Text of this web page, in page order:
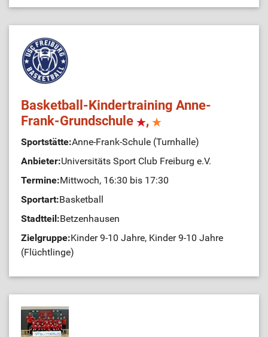
Basketball-Kindertraining Anne-
Frank-Grundschule
,
Sportstätte:Anne-Frank-Schule (Turnhalle)
Anbieter:Universitäts Sport Club Freiburg e.V.
Termine:Mittwoch, 16:30 bis 17:30
Sportart:Basketball
Stadtteil:Betzenhausen
Zielgruppe:Kinder 9-10 Jahre, Kinder 9-10 Jahre
(Flüchtlinge)